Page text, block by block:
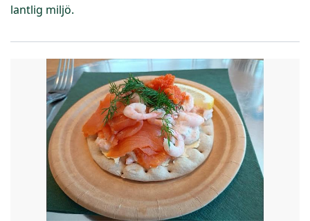
lantlig miljö.